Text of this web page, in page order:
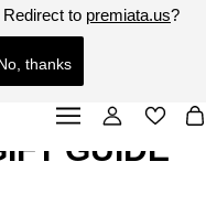
Redirect to premiata.us?
thanks
FRAUDOLENTI.SEE MORE SEE LESS
HTTPS://PREMIATA.EU O
A SITI FAKE O FRAUDOLENTI.
GUIDE